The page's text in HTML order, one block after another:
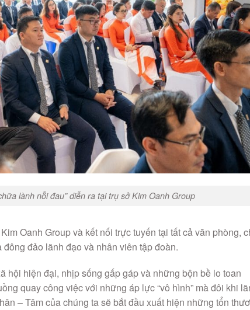
lành nỗi đau” diễn ra tại trụ sở Kim Oanh Group
Oanh Group và kết nối trực tuyến tại tất cả văn phòng,
đảo lãnh đạo và nhân viên tập đoàn.
hội hiện đại, nhịp sống gấp gáp và những bộn bề lo toan
quay công việc với những áp lực “vô hình” mà đôi khi
– Tâm của chúng ta sẽ bắt đầu xuất hiện những tổn